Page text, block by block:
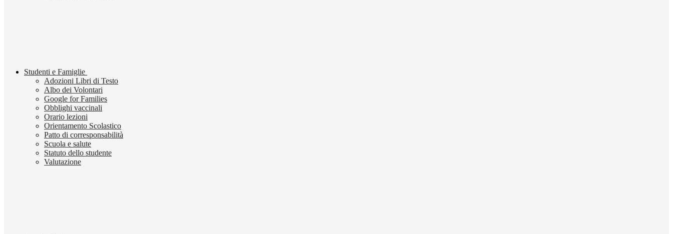
Studenti e Famiglie
Adozioni Libri di Testo
Albo dei Volontari
Google for Families
Obblighi vaccinali
Orario lezioni
Orientamento Scolastico
Patto di corresponsabilità
Scuola e salute
Statuto dello studente
Valutazione